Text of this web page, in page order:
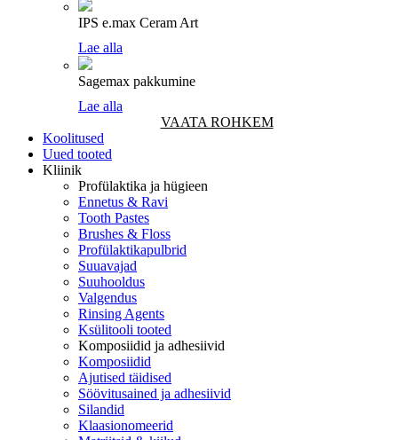
IPS e.max Ceram Art
Lae alla
Sagemax pakkumine
Lae alla
VAATA ROHKEM
Koolitused
Uued tooted
Kliinik
Profülaktika ja hügieen
Ennetus & Ravi
Tooth Pastes
Brushes & Floss
Profülaktikapulbrid
Suuavajad
Suuhooldus
Valgendus
Rinsing Agents
Ksülitooli tooted
Komposiidid ja adhesiivid
Komposiidid
Ajutised täidised
Söövitusained ja adhesiivid
Silandid
Klaasionomeerid